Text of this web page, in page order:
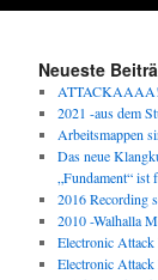
Neueste
ATTACKAAAA!
2021 -aus dem
Arbeitsmappen
Das neue
„Fundament“ ist
2016 Recording
2010 -Walhalla
Electronic Attack
Electronic